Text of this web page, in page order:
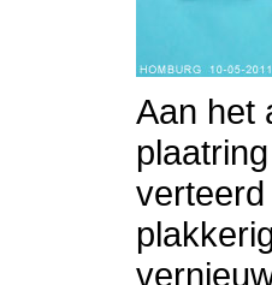
Aan het